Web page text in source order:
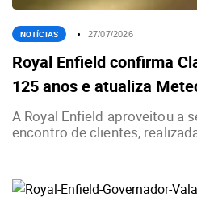
NOTÍCIAS 27/07/2026
Royal Enfield confirma
125 anos e atualiza
A Royal Enfield aproveitou a
encontro de clientes,